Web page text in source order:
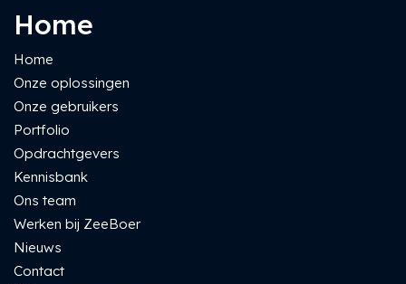
Home
Home
Onze oplossingen
Onze gebruikers
Portfolio
Opdrachtgevers
Kennisbank
Ons team
Werken bij ZeeBoer
Nieuws
Contact